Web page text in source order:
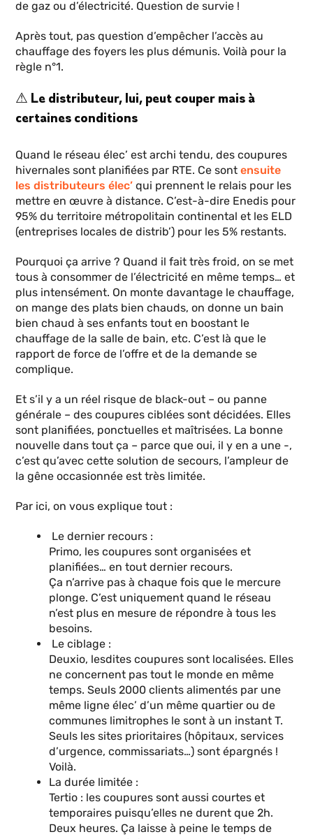
de gaz ou d’électricité. Question de survie !
Après tout, pas question d’empêcher l’accès au
chauffage des foyers les plus démunis. Voilà pour la
règle n°1.
⚠ Le distributeur, lui, peut couper mais à
certaines conditions
Quand le réseau élec’ est archi tendu, des coupures
hivernales sont planifiées par RTE. Ce sontensuite
les distributeurs élec’ qui prennent le relais pour les
mettre en œuvre à distance. C’est-à-dire Enedis pour
95% du territoire métropolitain continental et les ELD
(entreprises locales de distrib’) pour les 5% restants.
Pourquoi ça arrive ? Quand il fait très froid, on se met
tous à consommer de l’électricité en même temps… et
plus intensément. On monte davantage le chauffage,
on mange des plats bien chauds, on donne un bain
bien chaud à ses enfants tout en boostant le
chauffage de la salle de bain, etc. C’est là que le
rapport de force de l’offre et de la demande se
complique.
Et s’il y a un réel risque de black-out – ou panne
générale – des coupures ciblées sont décidées. Elles
sont planifiées, ponctuelles et maîtrisées. La bonne
nouvelle dans tout ça – parce que oui, il y en a une -,
c’est qu’avec cette solution de secours, l’ampleur de
la gêne occasionnée est très limitée.
Par ici, on vous explique tout :
Le dernier recours :
Primo, les coupures sont organisées et
planifiées… en tout dernier recours.
Ça n’arrive pas à chaque fois que le mercure
plonge. C’est uniquement quand le réseau
n’est plus en mesure de répondre à tous les
besoins.
Le ciblage :
Deuxio, lesdites coupures sont localisées. Elles
ne concernent pas tout le monde en même
temps. Seuls 2000 clients alimentés par une
même ligne élec’ d’un même quartier ou de
communes limitrophes le sont à un instant T.
Seuls les sites prioritaires (hôpitaux, services
d’urgence, commissariats…) sont épargnés !
Voilà.
La durée limitée :
Tertio : les coupures sont aussi courtes et
temporaires puisqu’elles ne durent que 2h.
Deux heures. Ça laisse à peine le temps de